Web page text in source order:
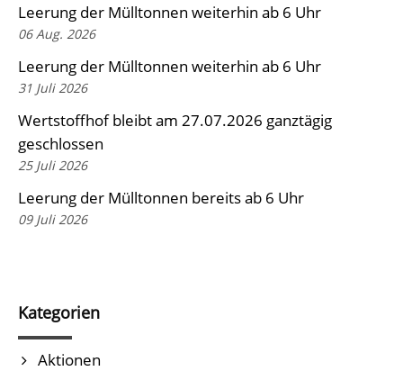
Leerung der Mülltonnen weiterhin ab 6 Uhr
06 Aug. 2026
Leerung der Mülltonnen weiterhin ab 6 Uhr
31 Juli 2026
Wertstoffhof bleibt am 27.07.2026 ganztägig
geschlossen
25 Juli 2026
Leerung der Mülltonnen bereits ab 6 Uhr
09 Juli 2026
Kategorien
Aktionen